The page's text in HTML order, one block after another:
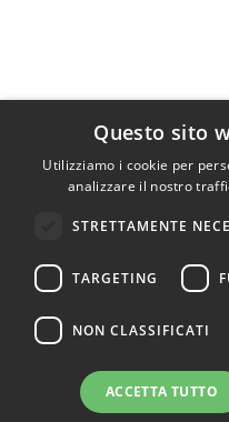
Questo sito
Utilizziamo i cookie per
analizzare il nostro
STRETTAMENTE
TARGETING
NON CLASSIFICATI
ACCETTA TUTTO